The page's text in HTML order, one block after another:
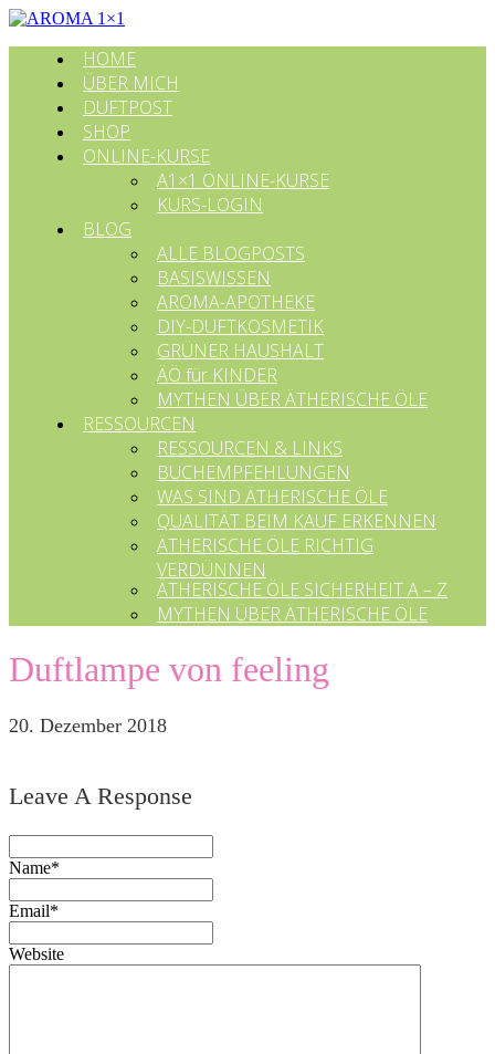
HOME
ÜBER MICH
DUFTPOST
SHOP
ONLINE-KURSE
A1×1 ONLINE-KURSE
KURS-LOGIN
BLOG
ALLE BLOGPOSTS
BASISWISSEN
AROMA-APOTHEKE
DIY-DUFTKOSMETIK
GRÜNER HAUSHALT
ÄÖ für KINDER
MYTHEN ÜBER ÄTHERISCHE ÖLE
RESSOURCEN
RESSOURCEN & LINKS
BUCHEMPFEHLUNGEN
WAS SIND ÄTHERISCHE ÖLE
QUALITÄT BEIM KAUF ERKENNEN
ÄTHERISCHE ÖLE RICHTIG
VERDÜNNEN
ÄTHERISCHE ÖLE SICHERHEIT A – Z
MYTHEN ÜBER ÄTHERISCHE ÖLE
Duftlampe von feeling
20. Dezember 2018
Leave A Response
Name*
Email*
Website